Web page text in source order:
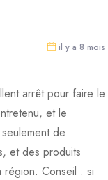
il y a 8 mois
arrêt pour faire le
et le
de
et des produits
région. Conseil : si